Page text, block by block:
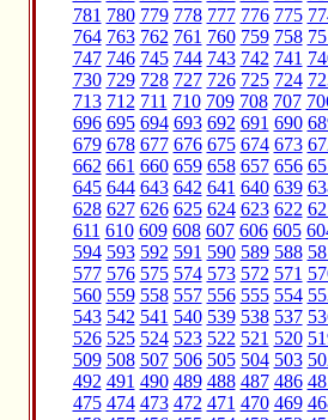
781 780 779 778 777 776 775
764 763 762 761 760 759 758
747 746 745 744 743 742 741
730 729 728 727 726 725 724
713 712 711 710 709 708 707
696 695 694 693 692 691 690
679 678 677 676 675 674 673
662 661 660 659 658 657 656
645 644 643 642 641 640 639
628 627 626 625 624 623 622
611 610 609 608 607 606 605
594 593 592 591 590 589 588
577 576 575 574 573 572 571
560 559 558 557 556 555 554
543 542 541 540 539 538 537
526 525 524 523 522 521 520
509 508 507 506 505 504 503
492 491 490 489 488 487 486
475 474 473 472 471 470 469